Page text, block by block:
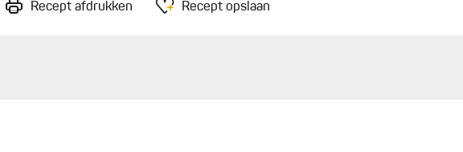
Recept afdrukken Recept opslaan